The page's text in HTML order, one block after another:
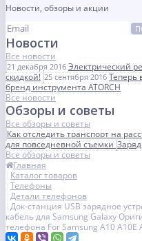
Новости, обзоры и акции
Новости
Все новости
21 декабря 2016 Электрический
скидкой! 25 сентября 2016 Теперь
бренд инструмента ATORCH
Все новости
Обзоры и советы
Все обзоры и советы
Как отследить транспорт на
для повседневной съемки
Все обзоры и советы
Главная
Каталог товаров
Телефоны
Детали телефонов
Док-станция USB зарядное
кабель для Samsung Galaxy
телефона For Samsung A10 A10E